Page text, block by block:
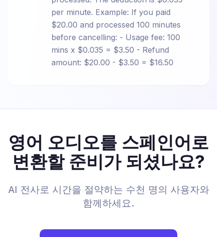
per minute. Example: If you paid
$20.00 and processed 100 minutes
before cancelling: - Usage fee: 100
mins x $0.035 = $3.50 - Refund
amount: $20.00 - $3.50 = $16.50
영어 오디오를 스페인어로
변환할 준비가 되셨나요?
AI 전사로 시간을 절약하는 수천 명의 사용자와
함께하세요.